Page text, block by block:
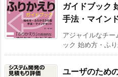
ガイドブック
手法・マイン
アジャイルなチ
ック 始め方・ふ
ユーザのため